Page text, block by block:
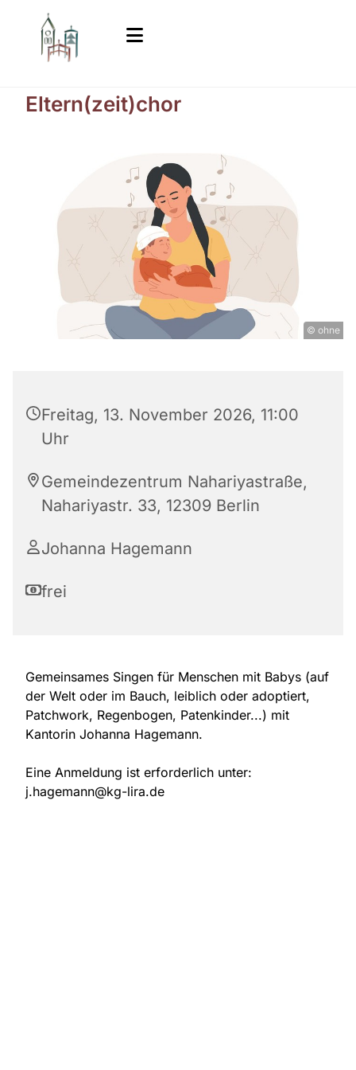
Eltern(zeit)chor
© ohne
Freitag, 13. November 2026, 11:00
Uhr
Gemeindezentrum Nahariyastraße,
Nahariyastr. 33, 12309 Berlin
Johanna Hagemann
frei
Gemeinsames Singen für Menschen mit Babys (auf
der Welt oder im Bauch, leiblich oder adoptiert,
Patchwork, Regenbogen, Patenkinder...) mit
Kantorin Johanna Hagemann.
Eine Anmeldung ist erforderlich unter:
j.hagemann@kg-lira.de